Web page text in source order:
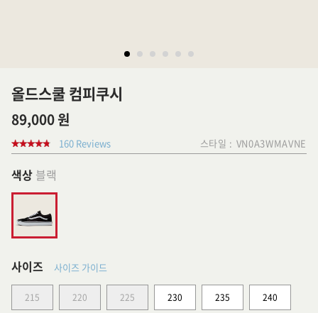
올드스쿨 컴피쿠시
89,000 원
160 Reviews 스타일 : VN0A3WMAVNE
색상 블랙
사이즈 사이즈 가이드
215 220 225 230 235 240